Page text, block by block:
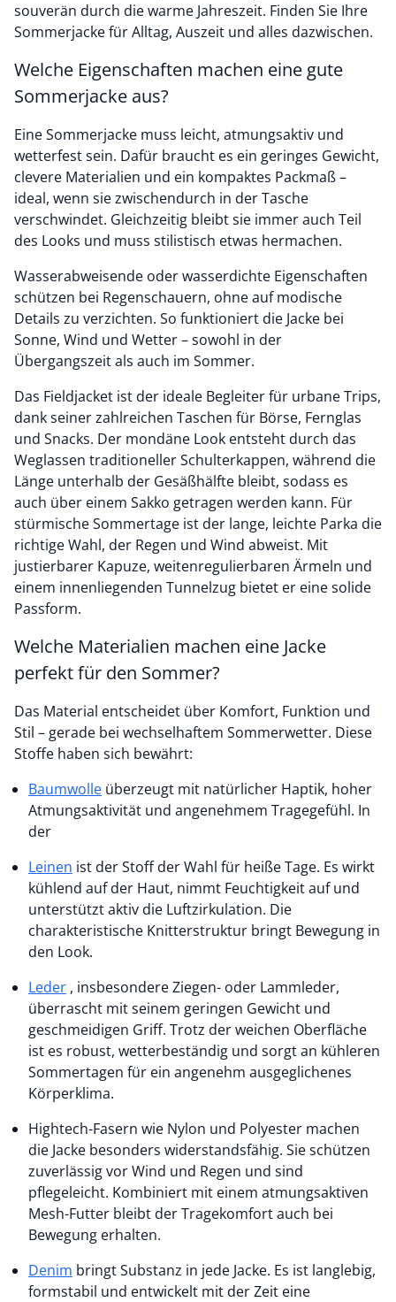
souverän durch die warme Jahreszeit. Finden Sie Ihre
Sommerjacke für Alltag, Auszeit und alles dazwischen.
Welche Eigenschaften machen eine gute
Sommerjacke aus?
Eine Sommerjacke muss leicht, atmungsaktiv und
wetterfest sein. Dafür braucht es ein geringes Gewicht,
clevere Materialien und ein kompaktes Packmaß –
ideal, wenn sie zwischendurch in der Tasche
verschwindet. Gleichzeitig bleibt sie immer auch Teil
des Looks und muss stilistisch etwas hermachen.
Wasserabweisende oder wasserdichte Eigenschaften
schützen bei Regenschauern, ohne auf modische
Details zu verzichten. So funktioniert die Jacke bei
Sonne, Wind und Wetter – sowohl in der
Übergangszeit als auch im Sommer.
Das Fieldjacket ist der ideale Begleiter für urbane Trips,
dank seiner zahlreichen Taschen für Börse, Fernglas
und Snacks. Der mondäne Look entsteht durch das
Weglassen traditioneller Schulterkappen, während die
Länge unterhalb der Gesäßhälfte bleibt, sodass es
auch über einem Sakko getragen werden kann. Für
stürmische Sommertage ist der lange, leichte Parka die
richtige Wahl, der Regen und Wind abweist. Mit
justierbarer Kapuze, weitenregulierbaren Ärmeln und
einem innenliegenden Tunnelzug bietet er eine solide
Passform.
Welche Materialien machen eine Jacke
perfekt für den Sommer?
Das Material entscheidet über Komfort, Funktion und
Stil – gerade bei wechselhaftem Sommerwetter. Diese
Stoffe haben sich bewährt:
Baumwolle
Atmungsaktivität und angenehmem Tragegefühl. In
der
Leinen
kühlend auf der Haut, nimmt Feuchtigkeit auf und
unterstützt aktiv die Luftzirkulation. Die
charakteristische Knitterstruktur bringt Bewegung in
den Look.
Leder , insbesondere Ziegen- oder Lammleder,
überrascht mit seinem geringen Gewicht und
geschmeidigen Griff. Trotz der weichen Oberfläche
ist es robust, wetterbeständig und sorgt an kühleren
Sommertagen für ein angenehm ausgeglichenes
Körperklima.
Hightech-Fasern wie Nylon und Polyester machen
die Jacke besonders widerstandsfähig. Sie schützen
zuverlässig vor Wind und Regen und sind
pflegeleicht. Kombiniert mit einem atmungsaktiven
Mesh-Futter bleibt der Tragekomfort auch bei
Bewegung erhalten.
Denim
formstabil und entwickelt mit der Zeit eine